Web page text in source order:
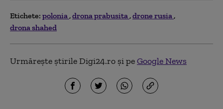
Etichete: polonia drona prabusita drone rusia
drona shahed
Urmărește știrile Digi24.ro și peGoogle News